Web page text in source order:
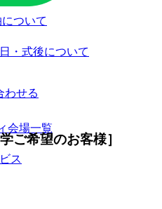
ついて
・式後について
会場一覧
ス
わせる
ご希望のお客様］